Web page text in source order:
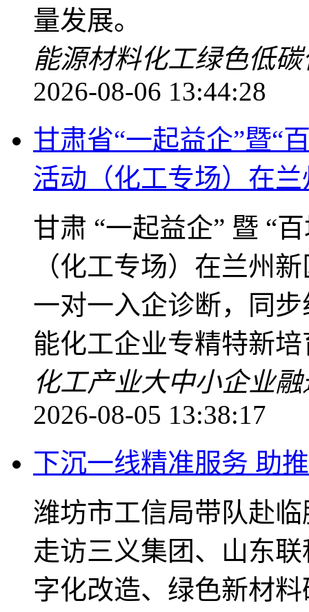
量发展。
能源材料化工绿色低碳
2026-08-06 13:44:28
甘肃省“一起益企”暨“
活动（化工专场）在
甘肃 “一起益企” 暨 “
（化工专场）在兰州
一对一入企诊断，同
能化工企业专精特新
化工产业大中小企业融
2026-08-05 13:38:17
下沉一线精准服务 助
潍坊市工信局带队赴
走访三义集团、山东
字化改造、绿色新材